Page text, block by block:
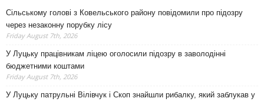
Сільському голові з Ковельського району повідомили про підозру
через незаконну порубку лісу
Friday August 7th, 2026
У Луцьку працівникам ліцею оголосили підозру в заволодінні
бюджетними коштами
Friday August 7th, 2026
У Луцьку патрульні Вілівчук і Скоп знайшли рибалку, який заблукав у